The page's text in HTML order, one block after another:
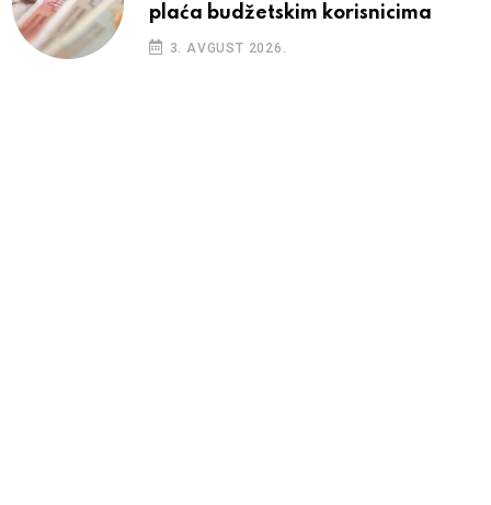
plaća budžetskim korisnicima
3. AVGUST 2026.